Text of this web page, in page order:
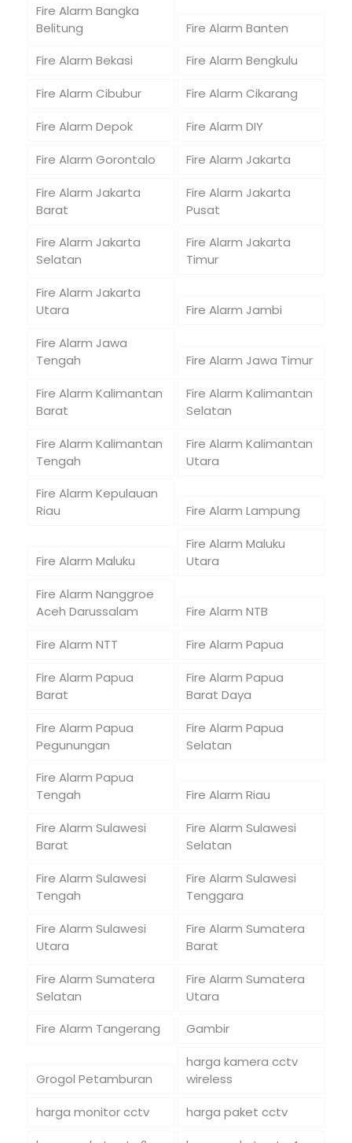
Fire Alarm Bangka
Belitung
Fire Alarm Banten
Fire Alarm Bekasi
Fire Alarm Bengkulu
Fire Alarm Cibubur
Fire Alarm Cikarang
Fire Alarm Depok
Fire Alarm DIY
Fire Alarm Gorontalo
Fire Alarm Jakarta
Fire Alarm Jakarta
Barat
Fire Alarm Jakarta
Pusat
Fire Alarm Jakarta
Selatan
Fire Alarm Jakarta
Timur
Fire Alarm Jakarta
Utara
Fire Alarm Jambi
Fire Alarm Jawa
Tengah
Fire Alarm Jawa Timur
Fire Alarm Kalimantan
Barat
Fire Alarm Kalimantan
Selatan
Fire Alarm Kalimantan
Tengah
Fire Alarm Kalimantan
Utara
Fire Alarm Kepulauan
Riau
Fire Alarm Lampung
Fire Alarm Maluku
Fire Alarm Maluku
Utara
Fire Alarm Nanggroe
Aceh Darussalam
Fire Alarm NTB
Fire Alarm NTT
Fire Alarm Papua
Fire Alarm Papua
Barat
Fire Alarm Papua
Barat Daya
Fire Alarm Papua
Pegunungan
Fire Alarm Papua
Selatan
Fire Alarm Papua
Tengah
Fire Alarm Riau
Fire Alarm Sulawesi
Barat
Fire Alarm Sulawesi
Selatan
Fire Alarm Sulawesi
Tengah
Fire Alarm Sulawesi
Tenggara
Fire Alarm Sulawesi
Utara
Fire Alarm Sumatera
Barat
Fire Alarm Sumatera
Selatan
Fire Alarm Sumatera
Utara
Fire Alarm Tangerang
Gambir
Grogol Petamburan
harga kamera cctv
wireless
harga monitor cctv
harga paket cctv